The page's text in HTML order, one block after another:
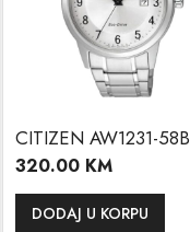
CITIZEN AW1231-58B
320.00 KM
DODAJ U KORPU